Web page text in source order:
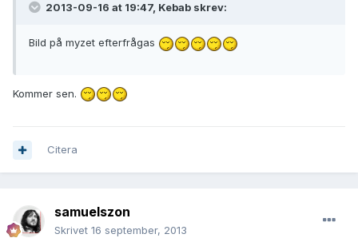
2013-09-16 at 19:47, Kebab skrev:
Bild på myzet efterfrågas
Kommer sen.
Citera
samuelszon
Skrivet 16 september, 2013